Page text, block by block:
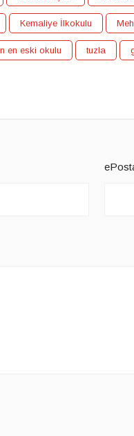
Kemaliye İlkokulu
en eski okulu tuzla